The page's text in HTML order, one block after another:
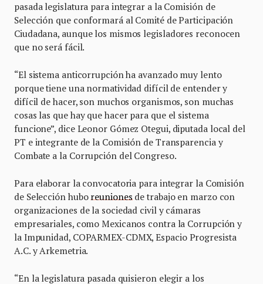
pasada legislatura para integrar a la Comisión de
Selección que conformará al Comité de Participación
Ciudadana, aunque los mismos legisladores reconocen
que no será fácil.
“El sistema anticorrupción ha avanzado muy lento
porque tiene una normatividad difícil de entender y
difícil de hacer, son muchos organismos, son muchas
cosas las que hay que hacer para que el sistema
funcione”, dice Leonor Gómez Otegui, diputada local del
PT e integrante de la Comisión de Transparencia y
Combate a la Corrupción del Congreso.
Para elaborar la convocatoria para integrar la Comisión
de Selección huboreunionesde trabajo en marzo con
organizaciones de la sociedad civil y cámaras
empresariales, como Mexicanos contra la Corrupción y
la Impunidad, COPARMEX-CDMX, Espacio Progresista
A.C. y Arkemetria.
“En la legislatura pasada quisieron elegir a los